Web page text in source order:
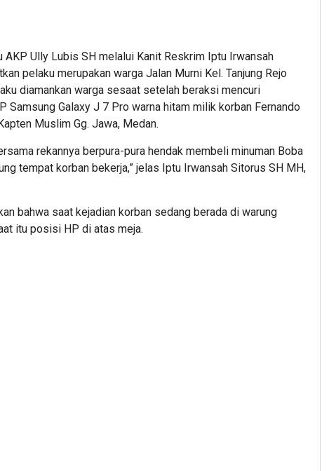
AKP Ully Lubis SH melalui Kanit Reskrim Iptu Irwansah
pelaku merupakan warga Jalan Murni Kel. Tanjung Rejo
diamankan warga sesaat setelah beraksi mencuri
Samsung Galaxy J 7 Pro warna hitam milik korban Fernando
Muslim Gg. Jawa, Medan.
rekannya berpura-pura hendak membeli minuman Boba
tempat korban bekerja,” jelas Iptu Irwansah Sitorus SH MH,
bahwa saat kejadian korban sedang berada di warung
itu posisi HP di atas meja.